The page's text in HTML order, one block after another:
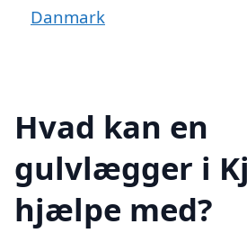
Danmark
Hvad kan en
gulvlægger i
hjælpe med?